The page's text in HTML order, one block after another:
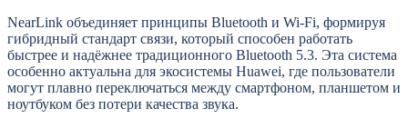
NearLink объединяет принципы Bluetooth и Wi-Fi, формируя
гибридный стандарт связи, который способен работать
быстрее и надёжнее традиционного Bluetooth 5.3. Эта система
особенно актуальна для экосистемы Huawei, где пользователи
могут плавно переключаться между смартфоном, планшетом и
ноутбуком без потери качества звука.